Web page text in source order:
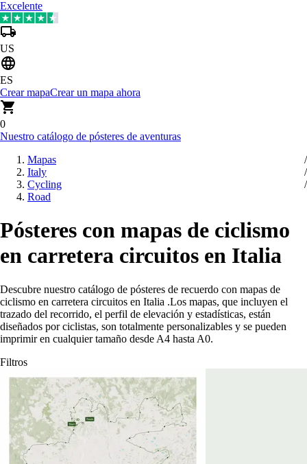
Excelente
US
ES
Crear mapaCrear un mapa ahora
0
Nuestro catálogo de pósteres de aventuras
Mapas
Italy
Cycling
Road
Pósteres con mapas de ciclismo
en carretera circuitos en Italia
Descubre nuestro catálogo de pósteres de recuerdo con mapas de
ciclismo en carretera circuitos en Italia .Los mapas, que incluyen el
trazado del recorrido, el perfil de elevación y estadísticas, están
diseñados por ciclistas, son totalmente personalizables y se pueden
imprimir en cualquier tamaño desde A4 hasta A0.
Filtros